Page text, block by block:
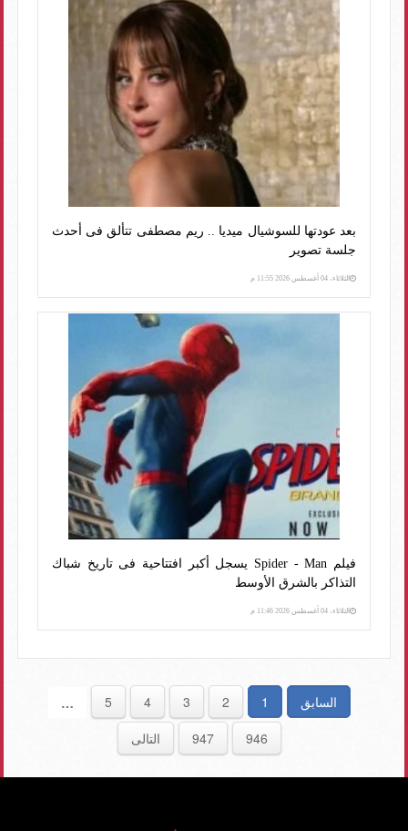
بعد عودتها للسوشيال ميديا .. ريم مصطفى تتألق فى أحدث
جلسة تصوير
الثلاثاء، 04 أغسطس 2026 11:55 م
فيلم Spider - Man يسجل أكبر افتتاحية فى تاريخ شباك
التذاكر بالشرق الأوسط
الثلاثاء، 04 أغسطس 2026 11:46 م
السابق 1
2
3
4
5
…
946
947 التالى